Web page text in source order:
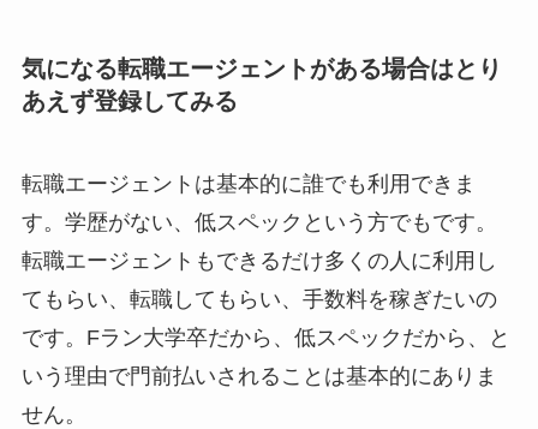
気になる転職エージェントがある場合はとり
あえず登録してみる
転職エージェントは基本的に誰でも利用できま
す。学歴がない、低スペックという方でもです。
転職エージェントもできるだけ多くの人に利用し
てもらい、転職してもらい、手数料を稼ぎたいの
です。 Fラン大学卒だから、低スペックだから、と
いう理由で門前払いされることは基本的にありま
せん。